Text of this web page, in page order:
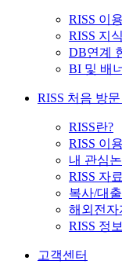
RISS 이
RISS 지
DB연계
BI 및 배
RISS 처음 방
RISS란?
RISS 이
내 관심
RISS 자
복사/대
해외전자
RISS 정
고객센터